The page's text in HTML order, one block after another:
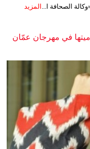
الصحافة ا... المزيد
في مهرجان عمّان